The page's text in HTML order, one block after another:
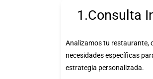
1.Consulta
Analizamos tu restaurante,
necesidades específicas
estrategia personalizada.